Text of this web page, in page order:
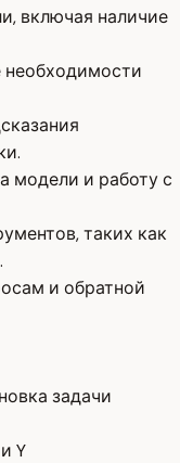
включая наличие
необходимости
модели и работу с
таких как
и обратной
задачи
Y